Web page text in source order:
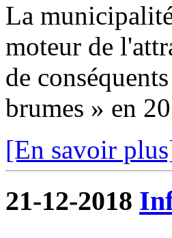
La
moteur de
de
brumes » en
[En savoir
21-12-2018